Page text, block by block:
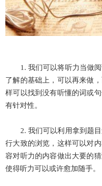
1. 我们可以将听力当做阅
了解的基础上，可以再来做
样可以找到没有听懂的词或
有针对性。
2. 我们可以利用拿到题目
行大致的浏览，这样可以对
容对听力的内容做出大要的
使得听力可以或许愈加随手。